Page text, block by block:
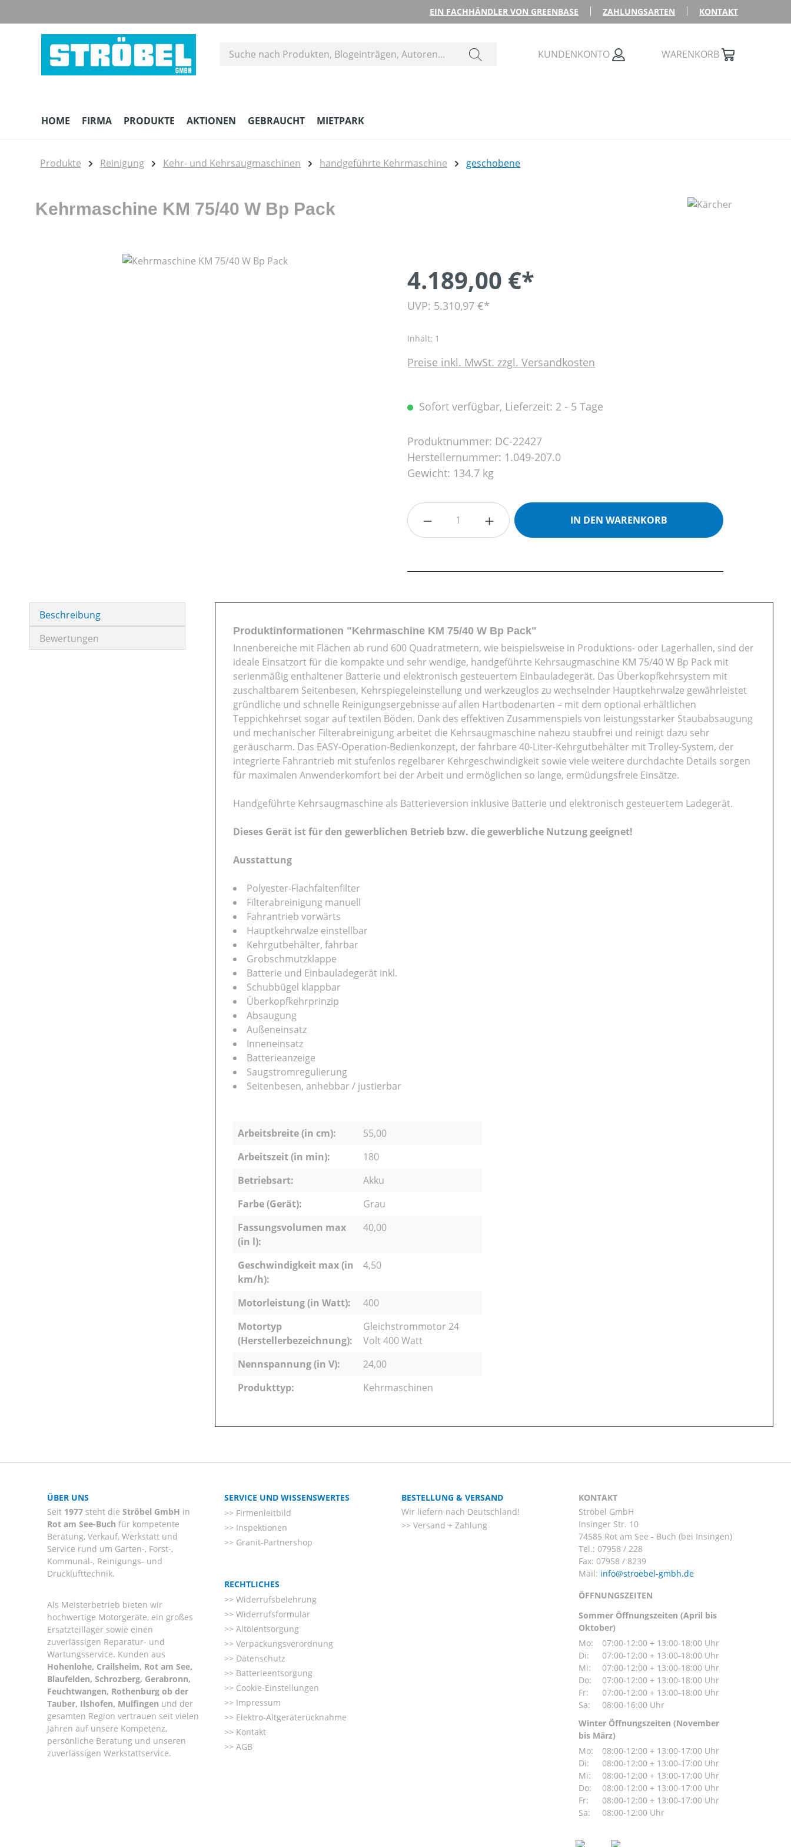
EIN FACHHÄNDLER VON GREENBASE ZAHLUNGSARTEN KONTAKT
KUNDENKONTO WARENKORB
HOME FIRMA PRODUKTE AKTIONEN GEBRAUCHT MIETPARK
Produkte Reinigung Kehr- und Kehrsaugmaschinen handgeführte Kehrmaschine geschobene
Kehrmaschine KM 75/40 W Bp Pack
Bildergalerie überspringen
4.189,00 €*
UVP: 5.310,97 €*
Inhalt: 1
Preise inkl. MwSt. zzgl. Versandkosten
Sofort verfügbar, Lieferzeit: 2 - 5 Tage
Produktnummer: DC-22427
Herstellernummer: 1.049-207.0
Gewicht: 134.7 kg
Produkt Anzahl: Gib den gewünschten Wert ein oder
IN DEN WARENKORB
Beschreibung
Bewertungen
Produktinformationen "Kehrmaschine KM 75/40 W Bp Pack"
Innenbereiche mit Flächen ab rund 600 Quadratmetern, wie beispielsweise in Produktions- oder Lagerhallen, sind der
ideale Einsatzort für die kompakte und sehr wendige, handgeführte Kehrsaugmaschine KM 75/40 W Bp Pack mit
serienmäßig enthaltener Batterie und elektronisch gesteuertem Einbauladegerät. Das Überkopfkehrsystem mit
zuschaltbarem Seitenbesen, Kehrspiegeleinstellung und werkzeuglos zu wechselnder Hauptkehrwalze gewährleistet
gründliche und schnelle Reinigungsergebnisse auf allen Hartbodenarten – mit dem optional erhältlichen
Teppichkehrset sogar auf textilen Böden. Dank des effektiven Zusammenspiels von leistungsstarker Staubabsaugung
und mechanischer Filterabreinigung arbeitet die Kehrsaugmaschine nahezu staubfrei und reinigt dazu sehr
geräuscharm. Das EASY-Operation-Bedienkonzept, der fahrbare 40-Liter-Kehrgutbehälter mit Trolley-System, der
integrierte Fahrantrieb mit stufenlos regelbarer Kehrgeschwindigkeit sowie viele weitere durchdachte Details sorgen
für maximalen Anwenderkomfort bei der Arbeit und ermöglichen so lange, ermüdungsfreie Einsätze.
Handgeführte Kehrsaugmaschine als Batterieversion inklusive Batterie und elektronisch gesteuertem Ladegerät.
Dieses Gerät ist für den gewerblichen Betrieb bzw. die gewerbliche Nutzung geeignet!
Ausstattung
Polyester-Flachfaltenfilter
Filterabreinigung manuell
Fahrantrieb vorwärts
Hauptkehrwalze einstellbar
Kehrgutbehälter, fahrbar
Grobschmutzklappe
Batterie und Einbauladegerät inkl.
Schubbügel klappbar
Überkopfkehrprinzip
Absaugung
Außeneinsatz
Inneneinsatz
Batterieanzeige
Saugstromregulierung
Seitenbesen, anhebbar / justierbar
Arbeitsbreite (in cm):
55,00
Arbeitszeit (in min):
180
Betriebsart:
Akku
Farbe (Gerät):
Grau
Fassungsvolumen max
(in l):
40,00
Geschwindigkeit max (in
km/h):
4,50
Motorleistung (in Watt):
400
Motortyp
(Herstellerbezeichnung):
Gleichstrommotor 24
Volt 400 Watt
Nennspannung (in V):
24,00
Produkttyp:
Kehrmaschinen
ÜBER UNS
Seit 1977 steht die Ströbel GmbH in
Rot am See-Buch für kompetente
Beratung, Verkauf, Werkstatt und
Service rund um Garten-, Forst-,
Kommunal-, Reinigungs- und
Drucklufttechnik.
Als Meisterbetrieb bieten wir
hochwertige Motorgeräte, ein großes
Ersatzteillager sowie einen
zuverlässigen Reparatur- und
Wartungsservice. Kunden aus
Hohenlohe, Crailsheim, Rot am See,
Blaufelden, Schrozberg, Gerabronn,
Feuchtwangen, Rothenburg ob der
Tauber, Ilshofen, Mulfingen und der
gesamten Region vertrauen seit vielen
Jahren auf unsere Kompetenz,
persönliche Beratung und unseren
zuverlässigen Werkstattservice.
SERVICE UND WISSENSWERTES
Firmenleitbild
Inspektionen
Granit-Partnershop
RECHTLICHES
Widerrufsbelehrung
Widerrufsformular
Altölentsorgung
Verpackungsverordnung
Datenschutz
Batterieentsorgung
Cookie-Einstellungen
Impressum
Elektro-Altgeräterücknahme
Kontakt
AGB
BESTELLUNG & VERSAND
Wir liefern nach Deutschland!
Versand + Zahlung
KONTAKT
Ströbel GmbH
Insinger Str. 10
74585 Rot am See - Buch (bei Insingen)
Tel.: 07958 / 228
Fax: 07958 / 8239
Mail:
ÖFFNUNGSZEITEN
Sommer Öffnungszeiten (April bis
Oktober)
Mo:
07:00-12:00 + 13:00-18:00 Uhr
Di:
07:00-12:00 + 13:00-18:00 Uhr
Mi:
07:00-12:00 + 13:00-18:00 Uhr
Do:
07:00-12:00 + 13:00-18:00 Uhr
Fr:
07:00-12:00 + 13:00-18:00 Uhr
Sa:
08:00-16:00 Uhr
Winter Öffnungszeiten (November
bis März)
Mo:
08:00-12:00 + 13:00-17:00 Uhr
Di:
08:00-12:00 + 13:00-17:00 Uhr
Mi:
08:00-12:00 + 13:00-17:00 Uhr
Do:
08:00-12:00 + 13:00-17:00 Uhr
Fr:
08:00-12:00 + 13:00-17:00 Uhr
Sa:
08:00-12:00 Uhr